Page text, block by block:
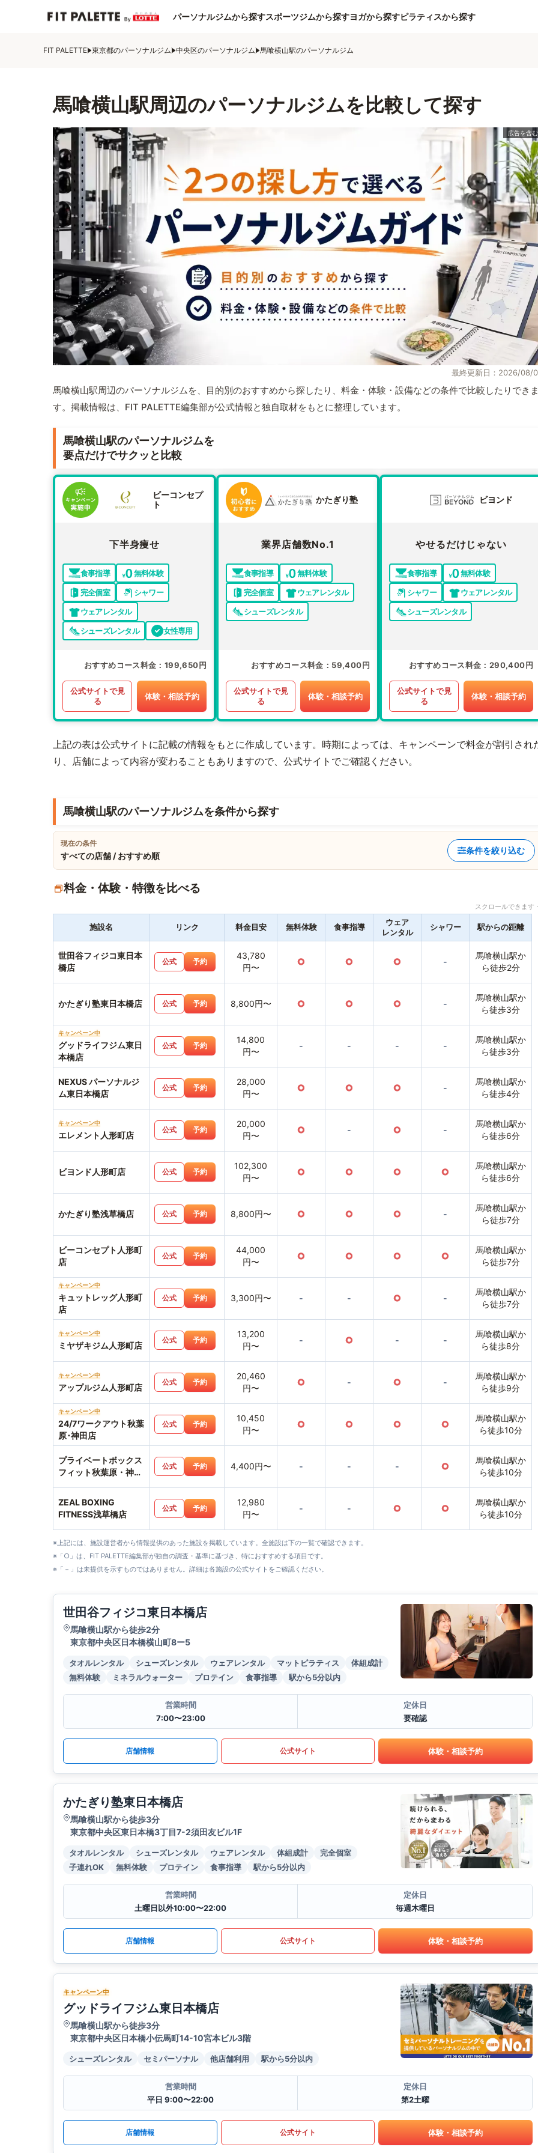
パーソナルジムから探すスポーツジムから探すヨガから探すピラティスから探す
FIT PALETTE 東京都のパーソナルジム 中央区のパーソナルジム 馬喰横山駅のパーソナルジム
馬喰横山駅周辺のパーソナルジムを比較して探す
最終更新日：2026/08/
馬喰横山駅周辺のパーソナルジムを、目的別のおすすめから探したり、料金・体験・設備などの条件で比較したりでき
す。掲載情報は、FIT PALETTE編集部が公式情報と独自取材をもとに整理しています。
馬喰横山駅のパーソナルジムを
要点だけでサクッと比較
ビーコンセプ
ト
下半身痩せ
食事指導
無料体験
完全個室
シャワー
ウェアレンタル
シューズレンタル
女性専用
おすすめコース料金 199,650円
公式サイトで見
る
体験・相談予約
かたぎり塾
業界店舗数No.1
食事指導
無料体験
完全個室
ウェアレンタル
シューズレンタル
おすすめコース料金 59,400円
公式サイトで見
る
体験・相談予約
ビヨンド
やせるだけじゃない
食事指導
無料体験
シャワー
ウェアレンタル
シューズレンタル
おすすめコース料金 290,400円
公式サイトで見
る
体験・相談予約
上記の表は公式サイトに記載の情報をもとに作成しています。時期によっては、キャンペーンで料金が割引され
り、店舗によって内容が変わることもありますので、公式サイトでご確認ください。
馬喰横山駅のパーソナルジムを条件から探す
現在の条件
すべての店舗 / おすすめ順
条件を絞り込む
料金・体験・特徴を比べる
スクロールできま
施設名 リンク 料金目安 無料体験 食事指導
ウェア
レンタル
シャワー 駅からの距離
世田谷フィジコ東日本
橋店
公式 予約
43,780
円〜
○ ○ ○ -
馬喰横山駅か
ら徒歩2分
かたぎり塾東日本橋店 公式 予約 8,800円〜 ○ ○ ○ -
馬喰横山駅か
ら徒歩3分
キャンペーン中
グッドライフジム東日
本橋店
公式 予約
14,800
円〜
- - - -
馬喰横山駅か
ら徒歩3分
NEXUS パーソナルジ
ム東日本橋店
公式 予約
28,000
円〜
○ ○ ○ -
馬喰横山駅か
ら徒歩4分
キャンペーン中
エレメント人形町店
公式 予約
20,000
円〜
○ - ○ -
馬喰横山駅か
ら徒歩6分
ビヨンド人形町店 公式 予約
102,300
円〜
○ ○ ○ ○
馬喰横山駅か
ら徒歩6分
かたぎり塾浅草橋店 公式 予約 8,800円〜 ○ ○ ○ -
馬喰横山駅か
ら徒歩7分
ビーコンセプト人形町
店
公式 予約
44,000
円〜
○ ○ ○ ○
馬喰横山駅か
ら徒歩7分
キャンペーン中
キュットレッグ人形町
店
公式 予約 3,300円〜 - - ○ -
馬喰横山駅か
ら徒歩7分
キャンペーン中
ミヤザキジム人形町店
公式 予約
13,200
円〜
- ○ - -
馬喰横山駅か
ら徒歩8分
キャンペーン中
アップルジム人形町店
公式 予約
20,460
円〜
○ - ○ -
馬喰横山駅か
ら徒歩9分
キャンペーン中
24/7ワークアウト秋葉
原･神田店
公式 予約
10,450
円〜
○ ○ ○ ○
馬喰横山駅か
ら徒歩10分
プライベートボックス
フィット秋葉原・神田
公式 予約 4,400円〜 - - - ○
馬喰横山駅か
ら徒歩10分
ZEAL BOXING
FITNESS浅草橋店
公式 予約
12,980
円〜
- - ○ ○
馬喰横山駅か
ら徒歩10分
※上記には、施設運営者から情報提供のあった施設を掲載しています。全施設は下の一覧で確認できます。
※「○」は、FIT PALETTE編集部が独自の調査・基準に基づき、特におすすめする項目です。
※「－」は未提供を示すものではありません。詳細は各施設の公式サイトをご確認ください。
世田谷フィジコ東日本橋店
馬喰横山駅から徒歩2分
東京都中央区日本橋横山町8ー5
タオルレンタル シューズレンタル ウェアレンタル マットピラティス
体組成計
無料体験
ミネラルウォーター プロテイン 食事指導 駅から5分以内
営業時間
7:00〜23:00
定休日
要確認
店舗情報 公式サイト 体験・相談予約
かたぎり塾東日本橋店
馬喰横山駅から徒歩3分
東京都中央区東日本橋3丁目7-2須田友ビル1F
タオルレンタル シューズレンタル ウェアレンタル 体組成計
完全個室
子連れOK
無料体験 プロテイン 食事指導 駅から5分以内
営業時間
土曜日以外10:00〜22:00
定休日
毎週木曜日
店舗情報 公式サイト 体験・相談予約
キャンペーン中
グッドライフジム東日本橋店
馬喰横山駅から徒歩3分
東京都中央区日本橋小伝馬町14-10宮本ビル3階
シューズレンタル セミパーソナル 他店舗利用 駅から5分以内
営業時間
平日 9:00〜22:00
定休日
第2土曜
店舗情報 公式サイト 体験・相談予約